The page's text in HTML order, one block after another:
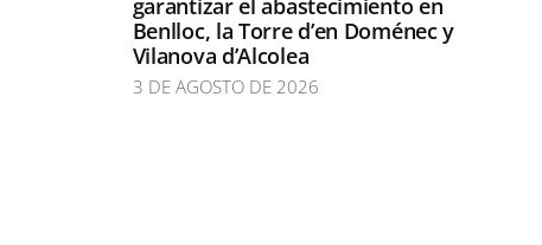
garantizar el abastecimiento en
Benlloc, la Torre d’en Doménec y
Vilanova d’Alcolea
3 DE AGOSTO DE 2026